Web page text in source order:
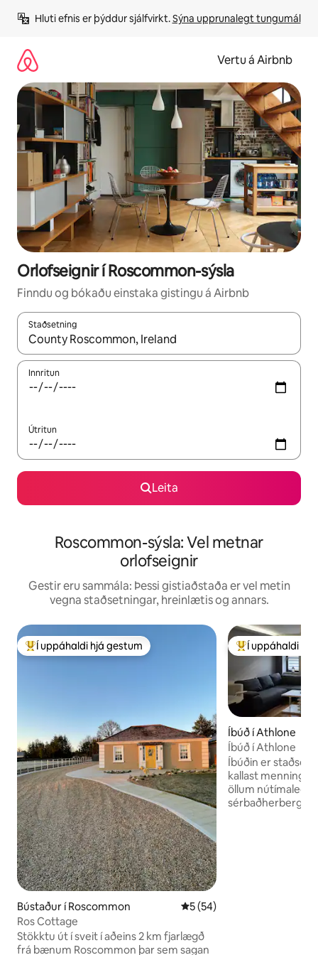
beint
Hluti efnis er þýddur sjálfvirkt. Sýna upprunalegt tungumál
Vertu á Airbnb
Orlofseignir í Roscommon-sýsla
Finndu og bókaðu einstaka gistingu á Airbnb
Staðsetning
Þegar niðurstöður liggja fyrir skaltu nota upp og niður
Innritun
Útritun
Leita
Roscommon-sýsla: Vel metnar
orlofseignir
Gestir eru sammála: Þessi gistiaðstaða er vel metin
vegna staðsetningar, hreinlætis og annars.
Í mestu uppáhaldi hjá gestum
Í uppáhaldi hjá gestum
Bústaður í Roscommon 5 af 5 í meðaleinkunn, 54
5 (54)
Ros Cottage
Stökktu út í sveit í aðeins 2 km fjarlægð
frá bænum Roscommon þar sem sagan
Í mestu
Í uppáhaldi
Íbúð í Athlone
Íbúð í Athlone
Íbúðin er staðsett
kallast
öllum nútímalegu
sérbaðherbergi